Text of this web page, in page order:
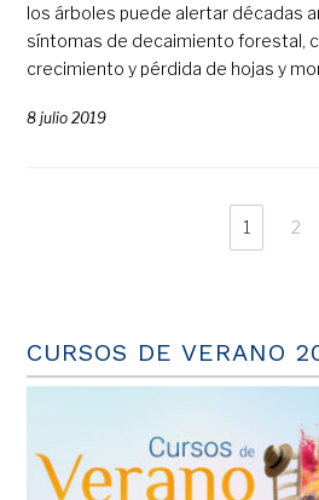
los árboles puede alertar décadas
síntomas de decaimiento forestal,
crecimiento y pérdida de hojas y
8 julio 2019
1 2
CURSOS DE VERANO